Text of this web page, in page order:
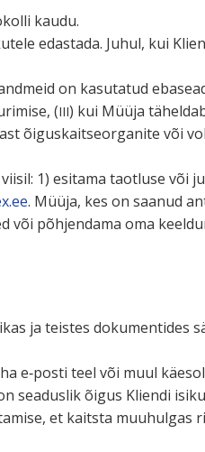
kaudu.
edastada. Juhul, kui
on kasutatud
(III) kui Müüja
õigus­kait­se­or­ganite või
1) esitama taotluse või
. Müüja, kes on saanud
või põhjendama oma
ja teistes dokumen­tides
e‑posti teel või muul
seaduslik õigus Kliendi
et kaitsta muuhulgas